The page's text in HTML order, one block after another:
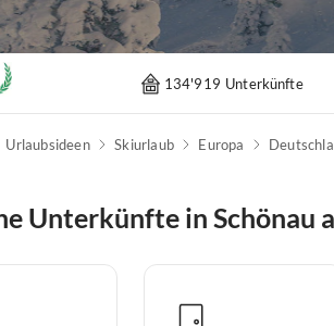
134'919 Unterkünfte
Urlaubsideen Skiurlaub Europa
Unterkünfte in Schönau